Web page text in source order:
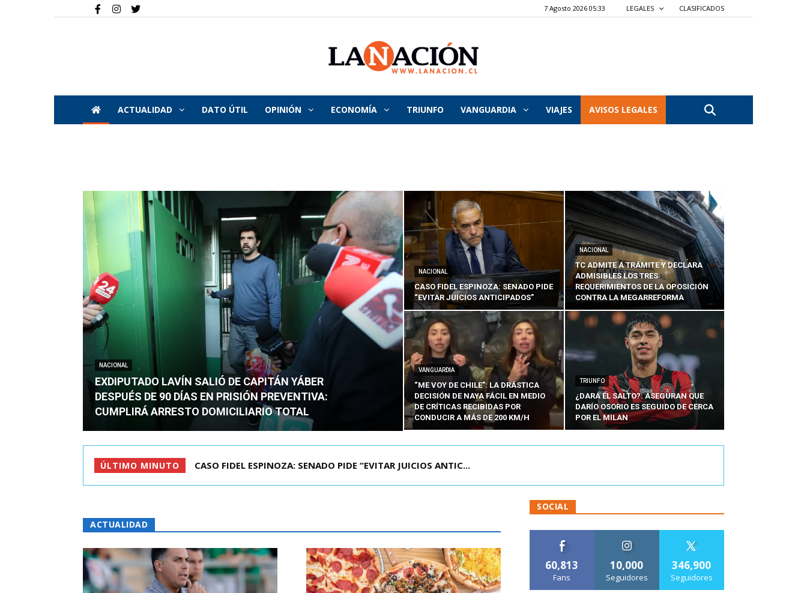
7 Agosto 2026 05:33 LEGALES CLASIFICADOS
La
Nación
ACTUALIDAD DATO ÚTIL OPINIÓN ECONOMÍA TRIUNFO VANGUARDIA VIAJES AVISOS LEGALES
NACIONAL
EXDIPUTADO LAVÍN SALIÓ DE CAPITÁN YÁBER
DESPUÉS DE 90 DÍAS EN PRISIÓN PREVENTIVA:
CUMPLIRÁ ARRESTO DOMICILIARIO TOTAL
NACIONAL
CASO FIDEL ESPINOZA: SENADO PIDE
“EVITAR JUICIOS ANTICIPADOS”
NACIONAL
TC ADMITE A TRÁMITE Y DECLARA
ADMISIBLES LOS TRES
REQUERIMIENTOS DE LA OPOSICIÓN
CONTRA LA MEGARREFORMA
VANGUARDIA
“ME VOY DE CHILE”: LA DRÁSTICA
DECISIÓN DE NAYA FÁCIL EN MEDIO
DE CRÍTICAS RECIBIDAS POR
CONDUCIR A MÁS DE 200 KM/H
TRIUNFO
¿DARÁ EL SALTO?: ASEGURAN QUE
DARÍO OSORIO ES SEGUIDO DE CERCA
POR EL MILAN
ÚLTIMO MINUTO TC ADMITE A TRÁMITE Y DECLARA ADMISIBLES LOS TRES REQU...
ACTUALIDAD
SOCIAL
60,813
Fans
10,000
Seguidores
346,900
Seguidores